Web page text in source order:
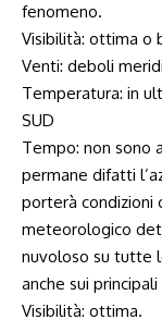
fenomeno.
Visibilità: ottima o
Venti: deboli
Temperatura: in
SUD
Tempo: non sono
permane difatti
porterà condizioni
meteorologico
nuvoloso su tutte
anche sui
Visibilità: ottima.